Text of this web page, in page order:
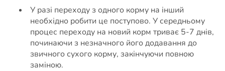
У разі переходу з одного корму на інший
необхідно робити це поступово. У середньому
процес переходу на новий корм триває 5-7 днів,
починаючи з незначного його додавання до
звичного сухого корму, закінчуючи повною
заміною.